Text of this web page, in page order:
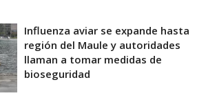
Influenza aviar se expande hasta
región del Maule y autoridades
llaman a tomar medidas de
bioseguridad